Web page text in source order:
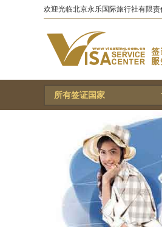
欢迎光临北京永乐国际旅行社有限
所有签证国家